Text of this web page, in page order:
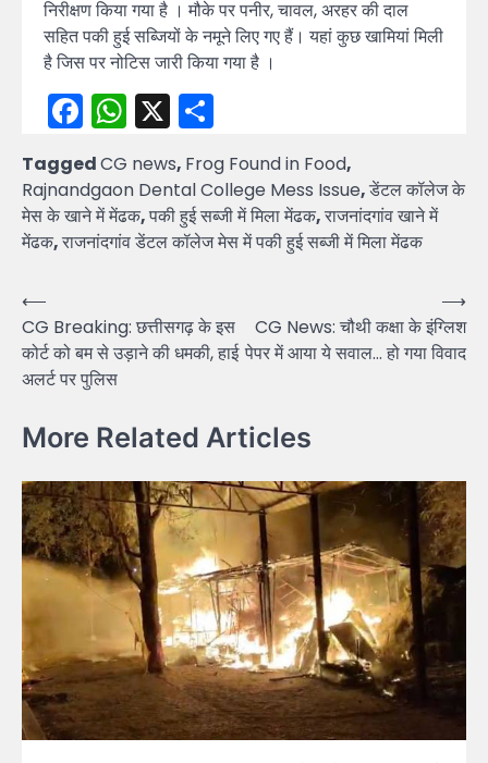
निरीक्षण किया गया है । मौके पर पनीर, चावल, अरहर की दाल
सहित पकी हुई सब्जियों के नमूने लिए गए हैं। यहां कुछ खामियां मिली
है जिस पर नोटिस जारी किया गया है ।
Facebook
WhatsApp
X
TaggedCG news, Frog Found in Food,
Rajnandgaon Dental College Mess Issue,डेंटल कॉलेज के
मेस के खाने में मेंढक,पकी हुई सब्जी में मिला मेंढक,राजनांदगांव खाने में
मेंढक,राजनांदगांव डेंटल कॉलेज मेस में पकी हुई सब्जी में मिला मेंढक
Post
navigation
⟵
CG Breaking: छत्तीसगढ़ के इस
कोर्ट को बम से उड़ाने की धमकी, हाई
अलर्ट पर पुलिस
CG News: चौथी कक्षा के इंग्लिश
पेपर में आया ये सवाल… हो गया विवाद
⟶
More Related Articles